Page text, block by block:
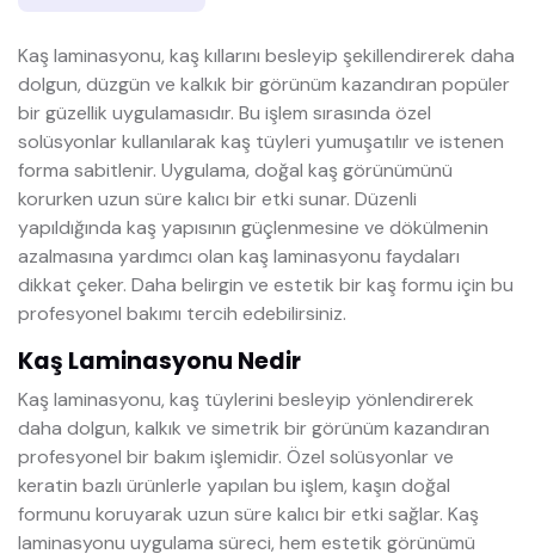
Kaş laminasyonu, kaş kıllarını besleyip şekillendirerek daha
dolgun, düzgün ve kalkık bir görünüm kazandıran popüler
bir güzellik uygulamasıdır. Bu işlem sırasında özel
solüsyonlar kullanılarak kaş tüyleri yumuşatılır ve istenen
forma sabitlenir. Uygulama, doğal kaş görünümünü
korurken uzun süre kalıcı bir etki sunar. Düzenli
yapıldığında kaş yapısının güçlenmesine ve dökülmenin
azalmasına yardımcı olan kaş laminasyonu faydaları
dikkat çeker. Daha belirgin ve estetik bir kaş formu için bu
profesyonel bakımı tercih edebilirsiniz.
Kaş Laminasyonu Nedir
Kaş laminasyonu, kaş tüylerini besleyip yönlendirerek
daha dolgun, kalkık ve simetrik bir görünüm kazandıran
profesyonel bir bakım işlemidir. Özel solüsyonlar ve
keratin bazlı ürünlerle yapılan bu işlem, kaşın doğal
formunu koruyarak uzun süre kalıcı bir etki sağlar. Kaş
laminasyonu uygulama süreci, hem estetik görünümü